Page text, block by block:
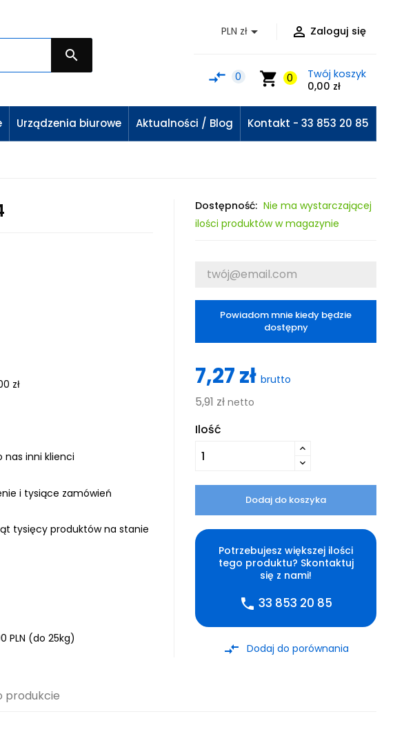

 Zaloguj się
PLN zł
shopping_cart 0
Twój koszyk
0,00 zł
compare_arrows 0
Urządzenia biurowe Aktualności / Blog Kontakt - 33 853 20 85
zł
nas inni klienci
i tysiące zamówień
tysięcy produktów na stanie
PLN (do 25kg)
Dostępność: Nie ma wystarczającej
ilości produktów w magazynie
Powiadom mnie kiedy będzie
dostępny
7,27 zł brutto
5,91 zł netto
Ilość
Dodaj do koszyka
Potrzebujesz większej ilości
tego produktu? Skontaktuj
się z nami!
phone 33 853 20 85
compare_arrows Dodaj do porównania
produkcie